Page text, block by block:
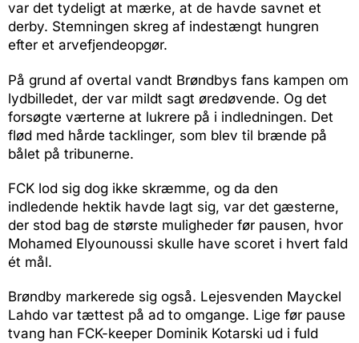
var det tydeligt at mærke, at de havde savnet et
derby. Stemningen skreg af indestængt hungren
efter et arvefjendeopgør.
På grund af overtal vandt Brøndbys fans kampen om
lydbilledet, der var mildt sagt øredøvende. Og det
forsøgte værterne at lukrere på i indledningen. Det
flød med hårde tacklinger, som blev til brænde på
bålet på tribunerne.
FCK lod sig dog ikke skræmme, og da den
indledende hektik havde lagt sig, var det gæsterne,
der stod bag de største muligheder før pausen, hvor
Mohamed Elyounoussi skulle have scoret i hvert fald
ét mål.
Brøndby markerede sig også. Lejesvenden Mayckel
Lahdo var tættest på ad to omgange. Lige før pause
tvang han FCK-keeper Dominik Kotarski ud i fuld